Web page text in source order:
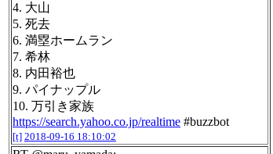
4. 大山
5. 死去
6. 満塁ホームラン
7. 希林
8. 内田裕也
9. パイナップル
10. 万引き家族
https://search.yahoo.co.jp/realtime #buzzbot
[t] 2018-09-16 18:10:02